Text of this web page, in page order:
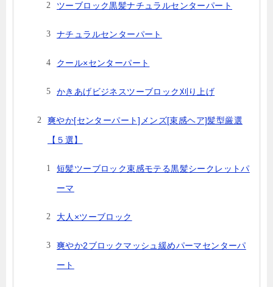
ツーブロック黒髪ナチュラルセンターパート
ナチュラルセンターパート
クール×センターパート
かきあげビジネスツーブロック刈り上げ
爽やか[センターパート]メンズ[束感ヘア]髪型厳選
【５選】
短髪ツーブロック束感モテる黒髪シークレットパ
ーマ
大人×ツーブロック
爽やか2ブロックマッシュ緩めパーマセンターパ
ート